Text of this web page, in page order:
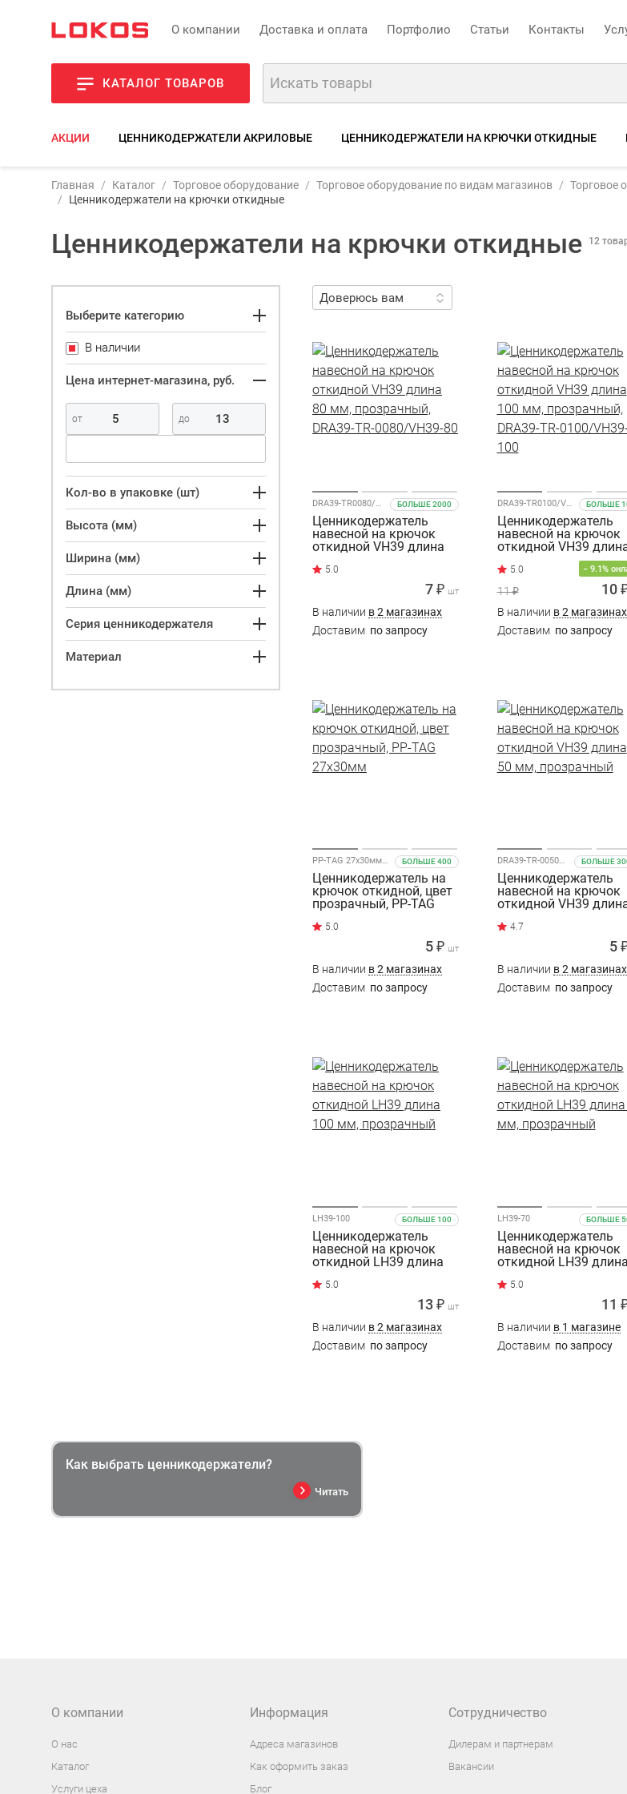
О компании Доставка и оплата Портфолио Статьи Контакты
КАТАЛОГ ТОВАРОВ
АКЦИИ ЦЕННИКОДЕРЖАТЕЛИ АКРИЛОВЫЕ ЦЕННИКОДЕРЖАТЕЛИ НА КРЮЧКИ ОТКИДНЫЕ
Главная Каталог Торговое оборудование Торговое оборудование по видам магазинов Торговое
Ценникодержатели на крючки откидные
Ценникодержатели на крючки откидные 12
Выберите категорию
В наличии
Цена интернет-магазина, руб.
Кол-во в упаковке (шт)
Высота (мм)
Ширина (мм)
Длина (мм)
Серия ценникодержателя
Материал
БОЛЬШЕ 2000
Ценникодержатель
навесной на крючок
откидной VH39 длина
DRA39-TR-0080/VH39-80
7 ₽ шт
В наличии в 2 магазинах
Доставим по запросу
БОЛЬШЕ
DRA39-TR0100/VH39-100
Ценникодержатель
навесной на крючок
откидной VH39
100 мм, прозрачный,
DRA39-TR-0100/VH39-
100
− 9.1%
11 ₽ 10
В наличии в 2 магазинах
Доставим по запросу
БОЛЬШЕ 400
PP-TAG 27x30мм прозрачный
Ценникодержатель на
крючок откидной, цвет
прозрачный, PP-TAG
5 ₽ шт
В наличии в 2 магазинах
Доставим по запросу
БОЛЬШЕ
DRA39-TR-0050/VH39-50
Ценникодержатель
навесной на крючок
откидной VH39
4.7
5
В наличии в 2 магазинах
Доставим по запросу
БОЛЬШЕ 100
LH39-100
Ценникодержатель
навесной на крючок
откидной LH39 длина
13 ₽ шт
В наличии в 2 магазинах
Доставим по запросу
БОЛЬШЕ
LH39-70
Ценникодержатель
навесной на крючок
откидной LH39 длина
11
В наличии в 1 магазине
Доставим по запросу
Как выбрать ценникодержатели?
Читать
О компании
О нас
Каталог
Услуги цеха
Информация
Адреса магазинов
Как оформить заказ
Блог
Сотрудничество
Дилерам и партнерам
Вакансии